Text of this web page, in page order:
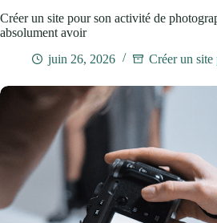
Créer un site pour son activité de
absolument avoir
juin 26, 2026
Créer un